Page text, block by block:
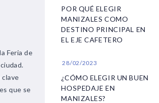
Feria de
clave
que se
POR QUÉ ELEGIR
MANIZALES COMO
DESTINO PRINCIPAL EN
EL EJE CAFETERO
28/02/2023
¿CÓMO ELEGIR UN BUEN
HOSPEDAJE EN
MANIZALES?